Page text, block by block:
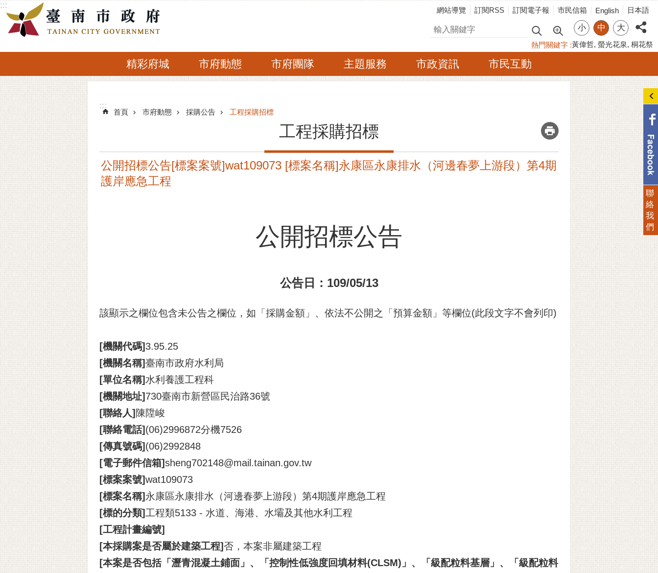
跳到主要內容區塊
:::
網站導覽 訂閱RSS 訂閱電子報 市民信箱 English 日本語
搜尋 小 中 大
熱門關鍵字 黃偉哲 螢光花泉 桐花祭
精彩府城 市府動態 市府團隊 主題服務 市政資訊 市民互動
:::
:::
首頁 市府動態 採購公告 工程採購招標
工程採購招標 _
公開招標公告[標案案號]wat109073 [標案名稱]永康區永康排水（河邊春夢上游段）第4期
護岸應急工程
公開招標公告
公告日：109/05/13
該顯示之欄位包含未公告之欄位，如「採購金額」、依法不公開之「預算金額」等欄位(此段文字不會列印)
[機關代碼] 3.95.25
[機關名稱]臺南市政府水利局
[單位名稱] 水利養護工程科
[機關地址] 730臺南市新營區民治路36號
[聯絡人] 陳陞峻
[聯絡電話] (06)2996872分機7526
[傳真號碼] (06)2992848
[電子郵件信箱]sheng702148@mail.tainan.gov.tw
[標案案號]wat109073
[標案名稱] 永康區永康排水（河邊春夢上游段）第4期護岸應急工程
[標的分類] 工程類5133 - 水道、海港、水壩及其他水利工程
[工程計畫編號]
[本採購案是否屬於建築工程]否，本案非屬建築工程
[本案是否包括「瀝青混凝土鋪面」、「控制性低強度回填材料(CLSM)」、「級配粒料基層」、「級配粒料
聯
絡
我
們